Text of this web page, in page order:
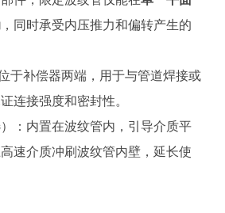
，同时承受内压推力和偏转产生的
位于补偿器两端，用于与管道焊接或
连接强度和密封性。
）：内置在波纹管内，引导介质平
速介质冲刷波纹管内壁，延长使